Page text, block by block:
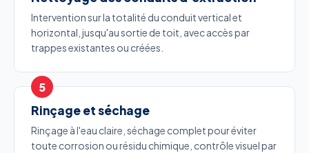
Intervention sur la totalité du conduit vertical et
horizontal, jusqu'au sortie de toit, avec accès par
trappes existantes ou créées.
Rinçage et séchage
Rinçage à l'eau claire, séchage complet pour éviter
toute corrosion ou résidu chimique, contrôle visuel par